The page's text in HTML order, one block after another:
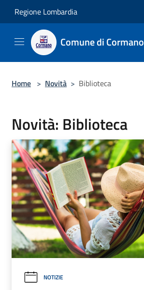
Regione Lombardia
Comune di Cormano
Home > Novità > Biblioteca
Novità: Biblioteca
NOTIZIE